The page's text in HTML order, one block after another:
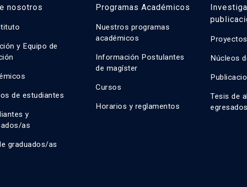
nosotros
y Equipo de
de estudiantes
y
as
graduados/as
Programas Académicos
Nuestros programas
académicos
Información Postulantes
de magíster
Cursos
Horarios y reglamentos
Núcleos
Tesis de
egresados